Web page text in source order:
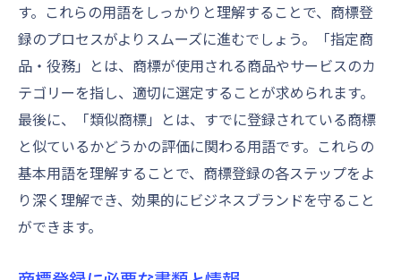
初心者でも安心できる商標登録の成功例
成功した商標登録の具体例
初心者が陥りやすい失敗とその回避策
成功するための商標登録戦略
商標登録の成功体験談から学ぶ教訓
小規模事業者の成功事例に学ぶ
商標登録成功の鍵となる要素
す。これらの用語をしっかりと理解することで、商標登
録のプロセスがよりスムーズに進むでしょう。「指定商
品・役務」とは、商標が使用される商品やサービスのカ
テゴリーを指し、適切に選定することが求められます。
最後に、「類似商標」とは、すでに登録されている商標
と似ているかどうかの評価に関わる用語です。これらの
基本用語を理解することで、商標登録の各ステップをよ
り深く理解でき、効果的にビジネスブランドを守ること
ができます。